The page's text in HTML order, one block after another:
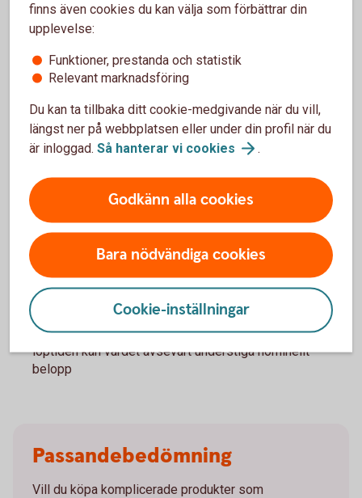
För- och nackdelar med Bevis Nu
Fördelar
Placeraren har exempelvis möjlighet till avkastning även
vid en sidledes och ibland nedåtgående marknad
Möjlighet att erhålla bättre riskspridning än vid en
Placeraren har ofta ett kursfallsskydd till en viss nivå,
Nackdelar
Delar av eller hela det nominella beloppet kan gå
förlorat
Ett Bevis Nu kan komma att uppvisa stora prisrörelser
på andrahandsmarknaden och vid en försäljning under
löptiden kan värdet avsevärt understiga nominellt
belopp
Passandebedömning
Vill du köpa komplicerade produkter som
finns även cookies du kan välja som förbättrar din
upplevelse:
Funktioner, prestanda och statistik
Relevant marknadsföring
Du kan ta tillbaka ditt cookie-medgivande när du vill,
längst ner på webbplatsen eller under din profil när du
är inloggad. Så hanterar vi cookies .
Godkänn alla cookies
Bara nödvändiga cookies
Cookie-inställningar